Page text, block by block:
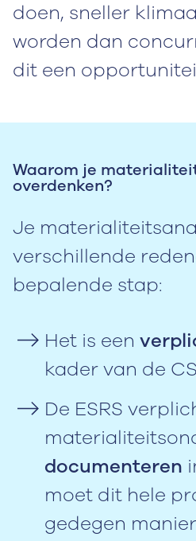
doen, sneller
worden dan
dit een
Waarom je
overdenken?
Je
verschillende
bepalende stap:
Het is een
kader van de
De ESRS
documenteren
moet dit hele
gedegen